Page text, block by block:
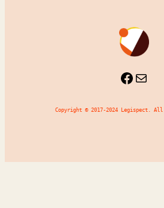
Mail
Copyright © 2017-2024 Legispect.